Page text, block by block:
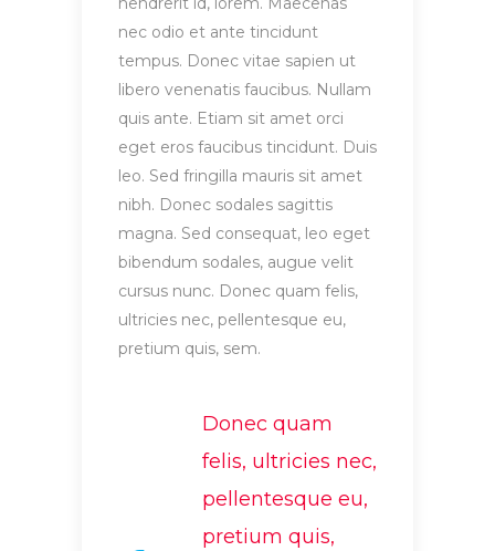
nec odio et ante tincidunt
tempus. Donec vitae sapien ut
libero venenatis faucibus. Nullam
quis ante. Etiam sit amet orci
eget eros faucibus tincidunt. Duis
leo. Sed fringilla mauris sit amet
nibh. Donec sodales sagittis
magna. Sed consequat, leo eget
bibendum sodales, augue velit
cursus nunc. Donec quam felis,
ultricies nec, pellentesque eu,
pretium quis, sem.
Donec quam
felis, ultricies nec,
pellentesque eu,
pretium quis,